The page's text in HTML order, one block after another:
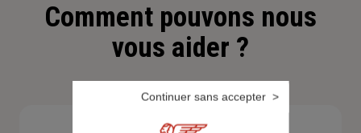
Comment pouvons nous
vous aider ?
Continuer sans accepter